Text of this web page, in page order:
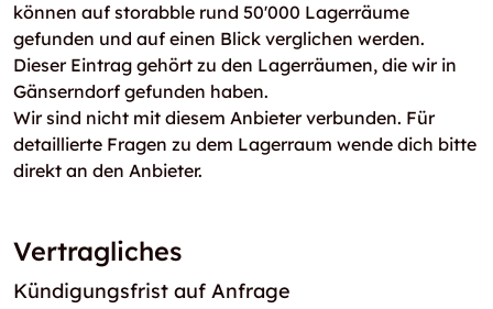
können auf storabble rund 50'000 Lagerräume
gefunden und auf einen Blick verglichen werden.
Dieser Eintrag gehört zu den Lagerräumen, die wir in
Gänserndorf gefunden haben.
Wir sind nicht mit diesem Anbieter verbunden. Für
detaillierte Fragen zu dem Lagerraum wende dich bitte
direkt an den Anbieter.
Vertragliches
Kündigungsfrist auf Anfrage